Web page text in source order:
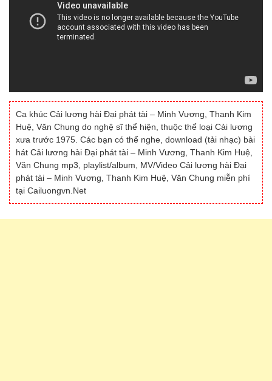
Ca khúc Cải lương hài Đại phát tài – Minh Vương, Thanh Kim
Huệ, Văn Chung do nghệ sĩ thể hiện, thuộc thể loại Cải lương
xưa trước 1975. Các bạn có thể nghe, download (tải nhạc) bài
hát Cải lương hài Đại phát tài – Minh Vương, Thanh Kim Huệ,
Văn Chung mp3, playlist/album, MV/Video Cải lương hài Đại
phát tài – Minh Vương, Thanh Kim Huệ, Văn Chung miễn phí
tại Cailuongvn.Net